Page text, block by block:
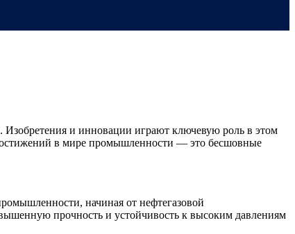
Изобретения и инновации играют ключевую роль в этом
в мире промышленности — это бесшовные
начиная от нефтегазовой
прочность и устойчивость к высоким давлениям